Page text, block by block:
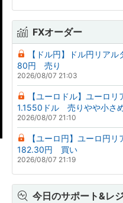
FXオーダー
【ドル円】ドル円リア
80円 売り
2026/08/07 21:03
【ユーロドル】ユーロ
1.1550ドル 売りやや小さ
2026/08/07 21:10
【ユーロ円】ユーロ円
182.30円 買い
2026/08/07 21:19
今日のサポート&レ